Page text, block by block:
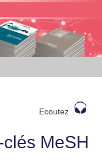
Ecoutez
MeSH